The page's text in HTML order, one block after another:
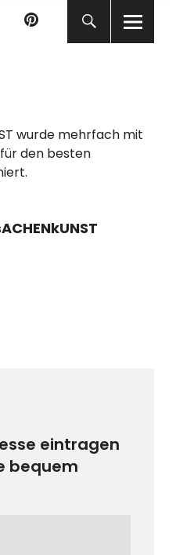
P
wurde mehrfach mit
für den besten
eintragen
bequem